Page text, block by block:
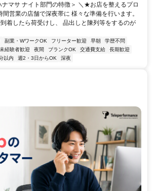
ナマサ ナイト部門の特徴＞ ＼★お店を整えるプロ
営業の店舗で深夜帯に 様々な準備を行います。
着したら荷受けし、 品出しと陳列等をするのが
副業・WワークOK フリーター歓迎 早朝
学歴不問
未経験者歓迎 夜間 ブランクOK 交通費支給
長期歓迎
以内 週2・3日からOK 深夜